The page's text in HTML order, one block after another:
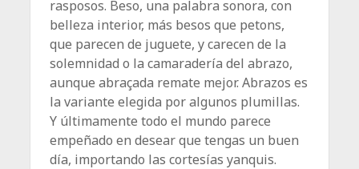
rasposos. Beso, una palabra sonora, con
belleza interior, más besos que petons,
que parecen de juguete, y carecen de la
solemnidad o la camaradería del abrazo,
aunque abraçada remate mejor. Abrazos es
la variante elegida por algunos plumillas.
Y últimamente todo el mundo parece
empeñado en desear que tengas un buen
día, importando las cortesías yanquis.